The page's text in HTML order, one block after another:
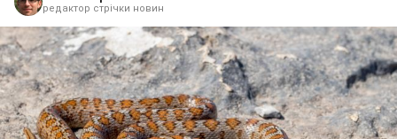
редактор стрічки новин